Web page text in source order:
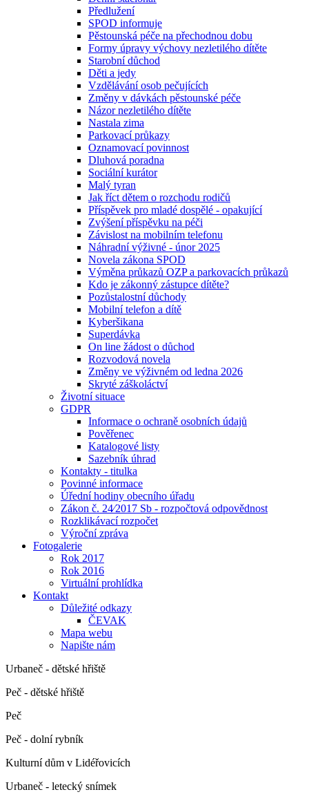
Předlužení
SPOD informuje
Pěstounská péče na přechodnou dobu
Formy úpravy výchovy nezletilého dítěte
Starobní důchod
Děti a jedy
Vzdělávání osob pečujících
Změny v dávkách pěstounské péče
Názor nezletilého dítěte
Nastala zima
Parkovací průkazy
Oznamovací povinnost
Dluhová poradna
Sociální kurátor
Malý tyran
Jak říct dětem o rozchodu rodičů
Příspěvek pro mladé dospělé - opakující
Zvýšení příspěvku na péči
Závislost na mobilním telefonu
Náhradní výživné - únor 2025
Novela zákona SPOD
Výměna průkazů OZP a parkovacích průkazů
Kdo je zákonný zástupce dítěte?
Pozůstalostní důchody
Mobilní telefon a dítě
Kyberšikana
Superdávka
On line žádost o důchod
Rozvodová novela
Změny ve výživném od ledna 2026
Skryté záškoláctví
Životní situace
GDPR
Informace o ochraně osobních údajů
Pověřenec
Katalogové listy
Sazebník úhrad
Kontakty - titulka
Povinné informace
Úřední hodiny obecního úřadu
Zákon č. 24⁄2017 Sb - rozpočtová odpovědnost
Rozklikávací rozpočet
Výroční zpráva
Fotogalerie
Rok 2017
Rok 2016
Virtuální prohlídka
Kontakt
Důležité odkazy
ČEVAK
Mapa webu
Napište nám
Urbaneč - dětské hřiště
Peč - dětské hřiště
Peč
Peč - dolní rybník
Kulturní dům v Lidéřovicích
Urbaneč - letecký snímek